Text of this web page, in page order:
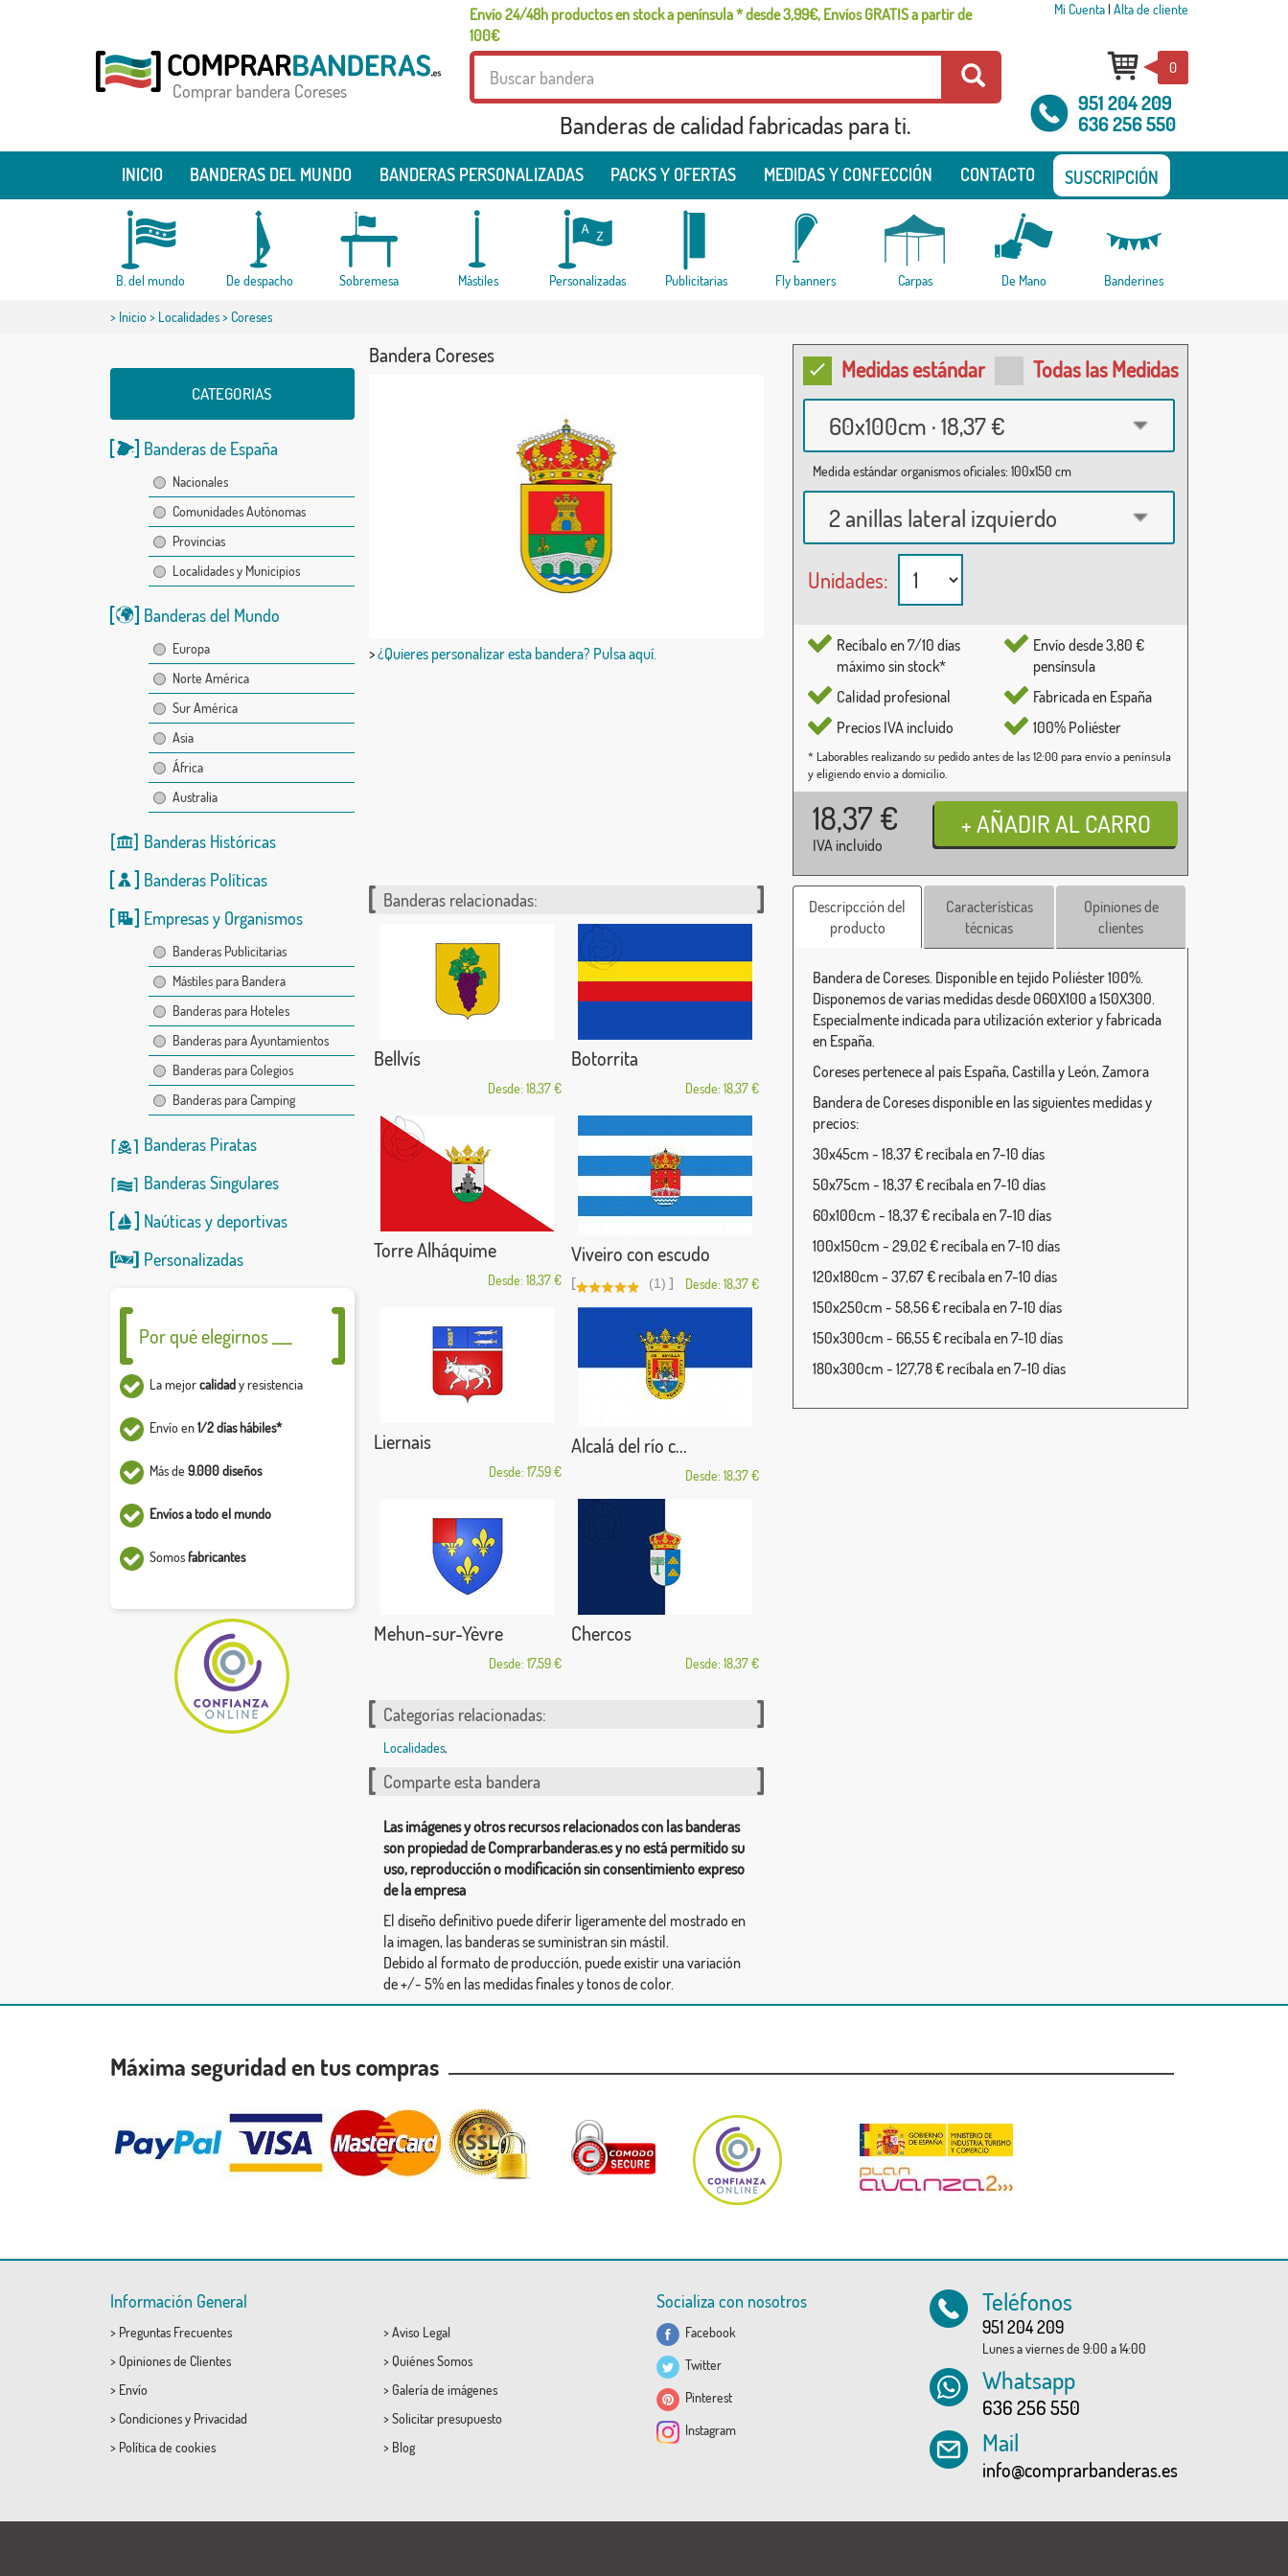
Envío 24/48h productos en stock a península * desde 3,99€, Envíos GRATIS a partir de
100€
Mi Cuenta| Alta de cliente
Comprar bandera Coreses
Banderas de calidad fabricadas para ti.
0
951 204 209
636 256 550
INICIO BANDERAS DEL MUNDO BANDERAS PERSONALIZADAS PACKS Y OFERTAS MEDIDAS Y CONFECCIÓN CONTACTO SUSCRIPCIÓN
B. del mundo De despacho Sobremesa Mástiles Personalizadas Publicitarias Fly banners Carpas De Mano Banderines
> Inicio> Localidades> Coreses
CATEGORIAS
Banderas de España
Nacionales
Comunidades Autónomas
Provincias
Localidades y Municipios
Banderas del Mundo
Europa
Norte América
Sur América
Asia
África
Australia
Banderas Históricas
Banderas Políticas
Empresas y Organismos
Banderas Publicitarias
Mástiles para Bandera
Banderas para Hoteles
Banderas para Ayuntamientos
Banderas para Colegios
Banderas para Camping
Banderas Piratas
Banderas Singulares
Naúticasydeportivas
Personalizadas
Por qué elegirnos ___
La mejorcalidady resistencia
Envío en1/2 días hábiles*
Más de 9.000 diseños
Envíos a todo el mundo
Somosfabricantes
Bandera Coreses
>¿Quieres personalizar esta bandera? Pulsa aquí.
Medidas estándar Todas las Medidas
60x100cm · 18,37 €
Medida estándar organismos oficiales: 100x150 cm
2 anillas lateral izquierdo
Unidades:
Recíbalo en 7/10 días
máximo sin stock*
Calidad profesional
Precios IVA incluido
Envío desde 3,80 €
pensínsula
Fabricada en España
100% Poliéster
* Laborables realizando su pedido antes de las 12:00 para envío a península
y eligiendo envío a domicilio.
18,37 €
IVA incluido
Banderas relacionadas:
Bellvís
Desde: 18,37 €
Botorrita
Desde: 18,37 €
Torre Alháquime
Desde: 18,37 €
Viveiro con escudo
[ (1) ] Desde: 18,37 €
Liernais
Desde: 17,59 €
Alcalá del río c...
Desde: 18,37 €
Mehun-sur-Yèvre
Desde: 17,59 €
Chercos
Desde: 18,37 €
Categorías relacionadas:
Localidades,
Comparte esta bandera
Las imágenes y otros recursos relacionados con las banderas
son propiedad de Comprarbanderas.es y no está permitido su
uso, reproducción o modificación sin consentimiento expreso
de la empresa
El diseño definitivo puede diferir ligeramente del mostrado en
la imagen, las banderas se suministran sin mástil.
Debido al formato de producción, puede existir una variación
de +/- 5% en las medidas finales y tonos de color.
Descripcción del
producto
Características
técnicas
Opiniones de
clientes
Bandera de Coreses. Disponible en tejido Poliéster 100%.
Disponemos de varias medidas desde 060X100 a 150X300.
Especialmente indicada para utilización exterior y fabricada
en España.
Coreses pertenece al país España, Castilla y León, Zamora
Bandera de Coreses disponible en las siguientes medidas y
precios:
30x45cm - 18,37 € recíbala en 7-10 días
50x75cm - 18,37 € recíbala en 7-10 días
60x100cm - 18,37 € recíbala en 7-10 días
100x150cm - 29,02 € recíbala en 7-10 días
120x180cm - 37,67 € recíbala en 7-10 días
150x250cm - 58,56 € recíbala en 7-10 días
150x300cm - 66,55 € recíbala en 7-10 días
180x300cm - 127,78 € recíbala en 7-10 días
Máxima seguridad en tus compras
Información General
> Preguntas Frecuentes
> Opiniones de Clientes
> Envío
> Condicionesy Privacidad
> Política de cookies
> Aviso Legal
> Quiénes Somos
> Galería de imágenes
> Solicitar presupuesto
> Blog
Socializa con nosotros
Facebook
Twitter
Pinterest
Instagram
Teléfonos
951 204 209
Lunes a viernes de 9:00 a 14:00
Whatsapp
636 256 550
Mail
info@comprarbanderas.es